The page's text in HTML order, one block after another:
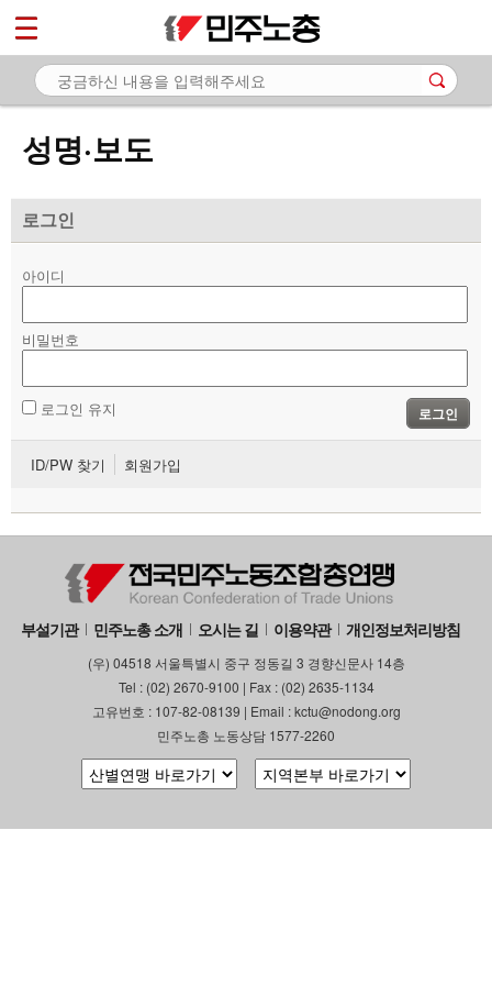
성명·보도
로그인
아이디
비밀번호
로그인 유지 로그인
ID/PW 찾기 회원가입
부설기관 민주노총 소개 오시는 길 이용약관 개인정보처리방침
(우) 04518 서울특별시 중구 정동길 3 경향신문사 14층
Tel : (02) 2670-9100 | Fax : (02) 2635-1134
고유번호 : 107-82-08139 | Email : kctu@nodong.org
민주노총 노동상담 1577-2260
마이페이지
소개
- 공지사항
- 성명·보도
자료
부설기관
업무